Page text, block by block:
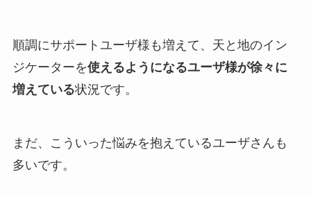
順調にサポートユーザ様も増えて、天と地のイン
ジケーターを使えるようになるユーザ様が徐々に
増えている状況です。
まだ、こういった悩みを抱えているユーザさんも
多いです。